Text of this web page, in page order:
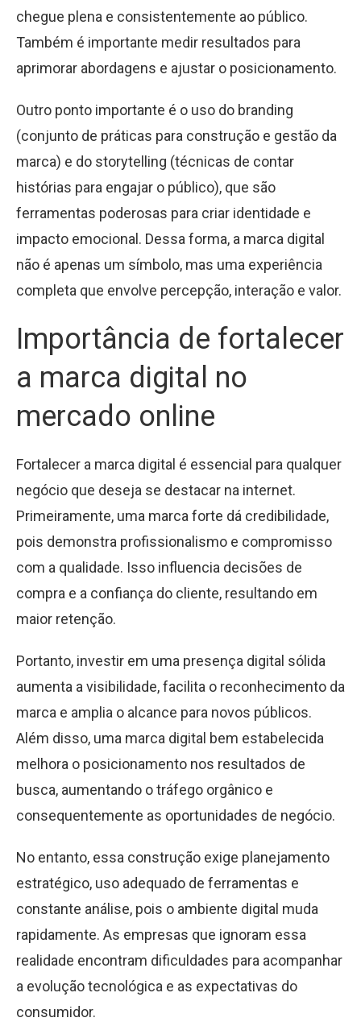
chegue plena e consistentemente ao público.
Também é importante medir resultados para
aprimorar abordagens e ajustar o posicionamento.
Outro ponto importante é o uso do branding
(conjunto de práticas para construção e gestão da
marca) e do storytelling (técnicas de contar
histórias para engajar o público), que são
ferramentas poderosas para criar identidade e
impacto emocional. Dessa forma, a marca digital
não é apenas um símbolo, mas uma experiência
completa que envolve percepção, interação e valor.
Importância de fortalecer
a marca digital no
mercado online
Fortalecer a marca digital é essencial para qualquer
negócio que deseja se destacar na internet.
Primeiramente, uma marca forte dá credibilidade,
pois demonstra profissionalismo e compromisso
com a qualidade. Isso influencia decisões de
compra e a confiança do cliente, resultando em
maior retenção.
Portanto, investir em uma presença digital sólida
aumenta a visibilidade, facilita o reconhecimento da
marca e amplia o alcance para novos públicos.
Além disso, uma marca digital bem estabelecida
melhora o posicionamento nos resultados de
busca, aumentando o tráfego orgânico e
consequentemente as oportunidades de negócio.
No entanto, essa construção exige planejamento
estratégico, uso adequado de ferramentas e
constante análise, pois o ambiente digital muda
rapidamente. As empresas que ignoram essa
realidade encontram dificuldades para acompanhar
a evolução tecnológica e as expectativas do
consumidor.